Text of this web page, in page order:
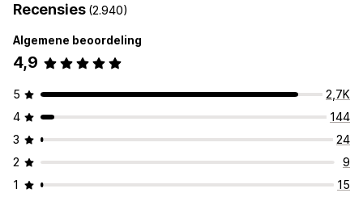
Recensies (2.940)
Algemene beoordeling
4,9
5
2,7K
4
144
3
24
2
9
1
15